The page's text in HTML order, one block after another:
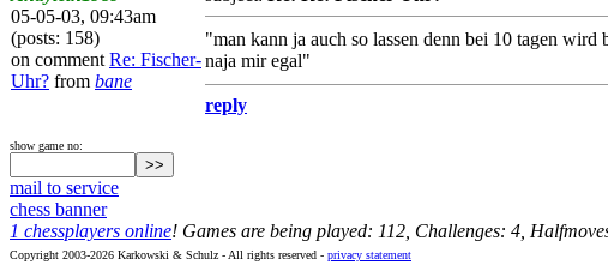
05-05-03, 09:43am
(posts: 158)
on comment Re: Fischer-
Uhr? from bane
"man kann ja auch so lassen denn bei 10 tagen
naja mir egal"
reply
show game no:
mail to service
chess banner
1 chessplayers online! Games are being played: 112, Challenges: 4,
Copyright 2003-2026 Karkowski & Schulz - All rights reserved - privacy statement